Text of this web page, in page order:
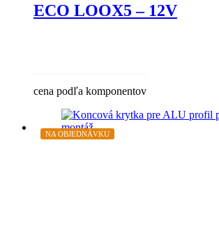
ECO LOOX5 – 12V
cena podľa komponentov
NA OBJEDNÁVKU